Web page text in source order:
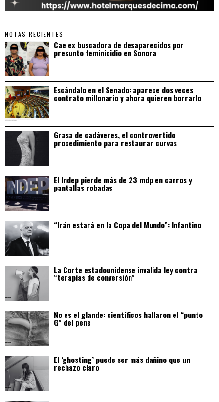
NOTAS RECIENTES
Cae ex buscadora de desaparecidos por
presunto feminicidio en Sonora
Escándalo en el Senado: aparece dos veces
contrato millonario y ahora quieren borrarlo
Grasa de cadáveres, el controvertido
procedimiento para restaurar curvas
El Indep pierde más de 23 mdp en carros y
pantallas robadas
“Irán estará en la Copa del Mundo”: Infantino
La Corte estadounidense invalida ley contra
“terapias de conversión”
No es el glande: científicos hallaron el “punto
G” del pene
El ‘ghosting’ puede ser más dañino que un
rechazo claro